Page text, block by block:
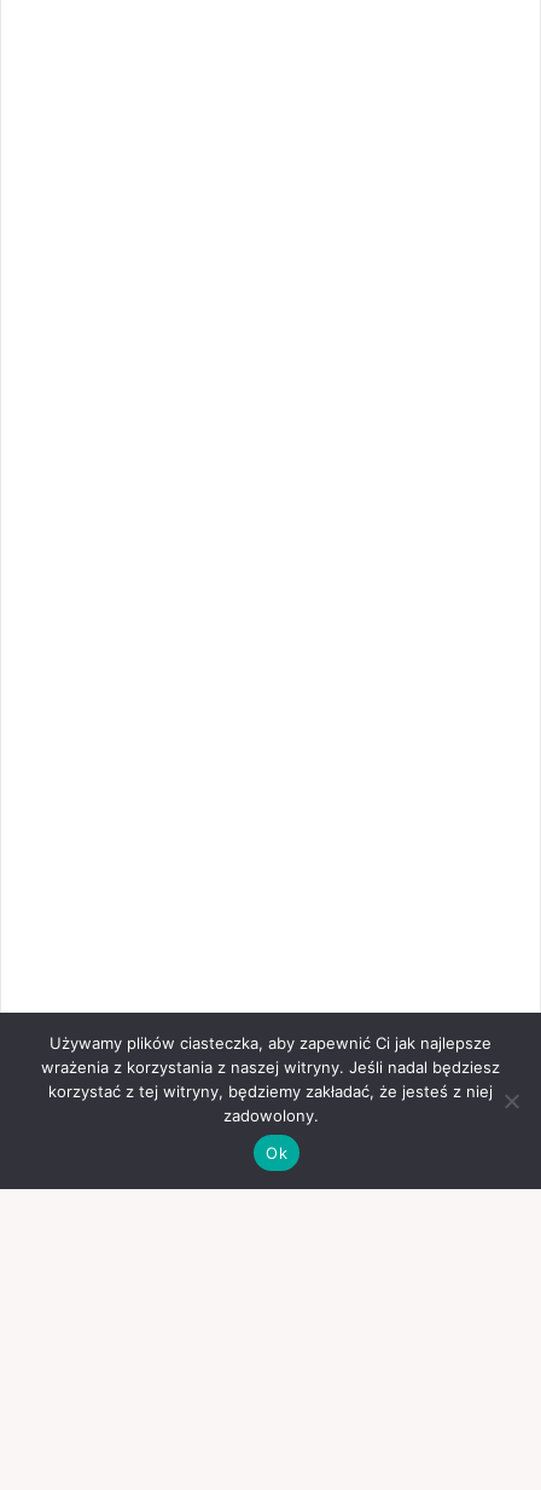
Używamy plików ciasteczka, aby zapewnić Ci jak najlepsze
wrażenia z korzystania z naszej witryny. Jeśli nadal będziesz
korzystać z tej witryny, będziemy zakładać, że jesteś z niej
zadowolony.
Ok